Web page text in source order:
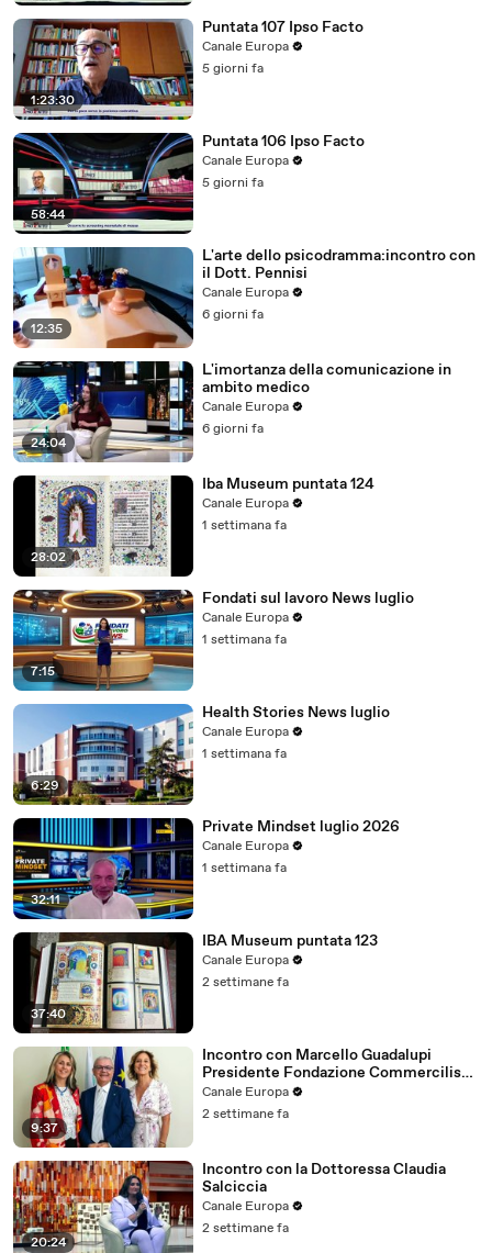
1:23:30
Puntata 107 Ipso Facto
Canale Europa
5 giorni fa
58:44
Puntata 106 Ipso Facto
Canale Europa
5 giorni fa
12:35
L'arte dello psicodramma:incontro con
il Dott. Pennisi
Canale Europa
6 giorni fa
24:04
L'imortanza della comunicazione in
ambito medico
Canale Europa
6 giorni fa
28:02
Iba Museum puntata 124
Canale Europa
1 settimana fa
7:15
Fondati sul lavoro News luglio
Canale Europa
1 settimana fa
6:29
Health Stories News luglio
Canale Europa
1 settimana fa
32:11
Private Mindset luglio 2026
Canale Europa
1 settimana fa
37:40
IBA Museum puntata 123
Canale Europa
2 settimane fa
9:37
Incontro con Marcello Guadalupi
Presidente Fondazione Commercilisti
ODCEC Milano
Canale Europa
2 settimane fa
20:24
Incontro con la Dottoressa Claudia
Salciccia
Canale Europa
2 settimane fa